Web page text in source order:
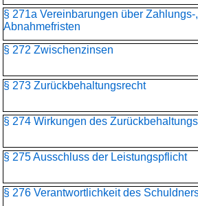
§ 271a Vereinbarungen über
Abnahmefristen
§ 272 Zwischenzinsen
§ 273 Zurückbehaltungsrecht
§ 274 Wirkungen des
§ 275 Ausschluss der Leistungspflicht
§ 276 Verantwortlichkeit des